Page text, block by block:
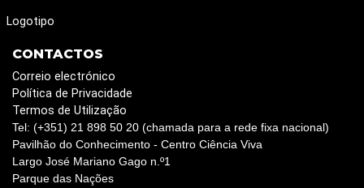
Logotipo
CONTACTOS
Correio electrónico
Política de Privacidade
Termos de Utilização
Tel: (+351) 21 898 50 20 (chamada para a rede fixa nacional)
Pavilhão do Conhecimento - Centro Ciência Viva
Largo José Mariano Gago n.º1
Parque das Nações